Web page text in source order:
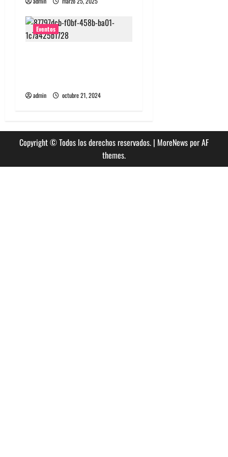
Eventos
admin octubre 21, 2024
Copyright © Todos los derechos reservados. | MoreNewspor AF
themes.